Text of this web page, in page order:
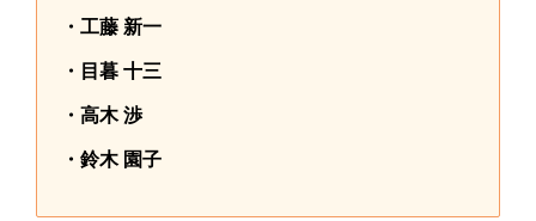
・工藤 新一
・目暮 十三
・高木 渉
・鈴木 園子